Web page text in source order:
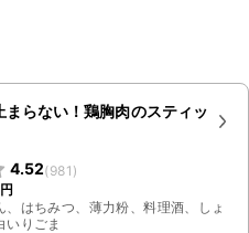
まらない！鶏胸肉のスティッ
4.52(981 )
円
、はちみつ、薄力粉、料理酒、しょ
いりごま